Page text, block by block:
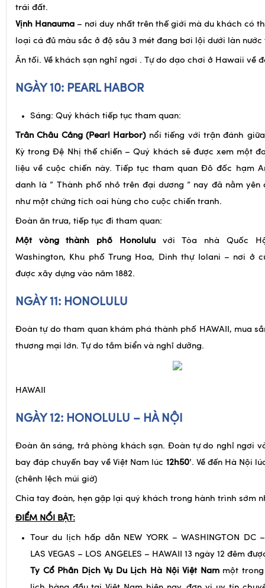
những món quà lưu niệm xinh xắn cho người thân và bạn bè
trái đất.
Vịnh Hanauma
– nơi duy nhất trên thế giới mà du khách có
Trân Châu Cảng (Pearl Harbor)
nổi tiếng với trận đánh
Kỳ trong Đệ Nhị thế chiến – Quý khách sẽ được xem một
liệu về cuộc chiến này. Tiếp tục tham quan Đô đốc hạm
danh là ” Thành phố nhỏ trên đại dương ” nay đã nằm yên
Một vòng thành phố Honolulu
với Tòa nhà Quốc
Washington, Khu phố Trung Hoa, Dinh thự Iolani – nơi ở
Đoàn tự do tham quan khám phá thành phố HAWAII, mua
Đoàn ăn sáng, trả phòng khách sạn. Đoàn tự do nghỉ ngơi
bay đáp chuyến bay về Việt Nam lúc
Chia tay đoàn, hẹn gặp lại quý khách trong hành trình sớm
Tour du lịch hấp dẫn NEW YORK – WASHINGTON DC
LAS VEGAS – LOS ANGELES – HAWAII 13 ngày 12 đêm
Ty Cổ Phần Dịch Vụ Du Lịch Hà Nội Việt Nam
một